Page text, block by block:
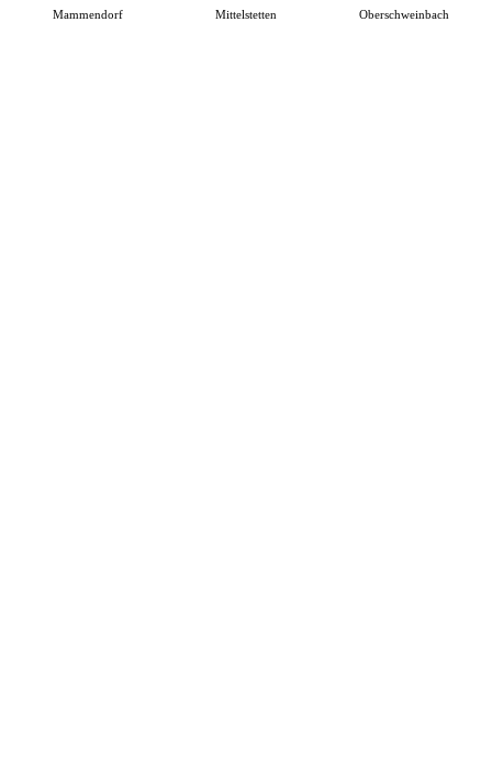
Mammendorf Mittelstetten Oberschweinbach